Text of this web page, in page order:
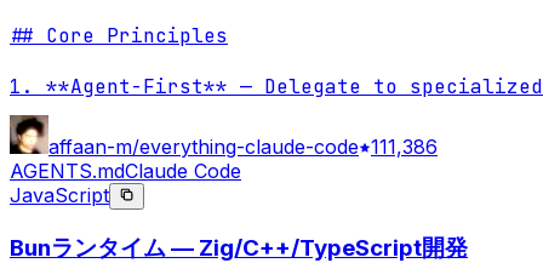
## Core Principles
1. **Agent-First** — Delegate to
affaan-m/everything-claude-code 111,386
AGENTS.mdClaude Code
JavaScript
Bunランタイム — Zig/C++/TypeScript開発